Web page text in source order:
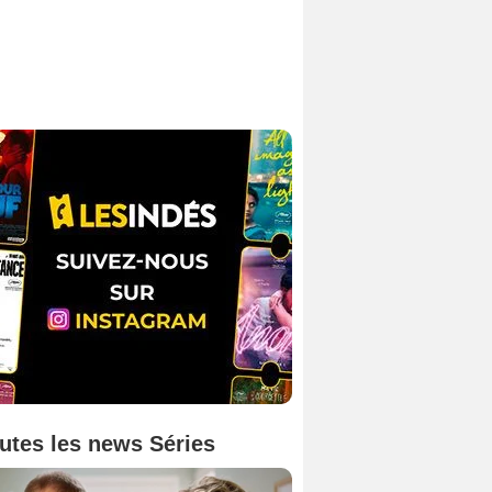
les news Séries